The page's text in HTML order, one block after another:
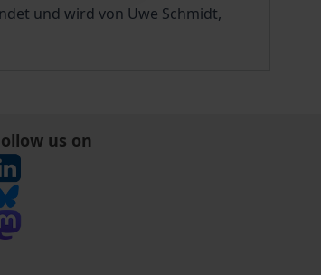
und wird von Uwe Schmidt,
us on